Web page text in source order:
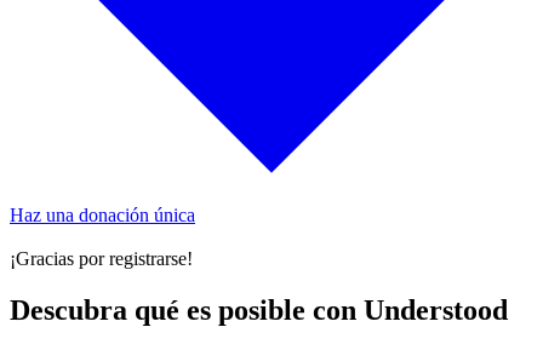
Haz una donación única
¡Gracias por registrarse!
Descubra qué es posible con Understood